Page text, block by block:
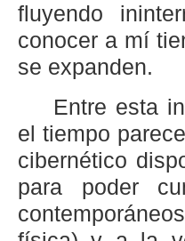
fluyendo
conocer a mí
se expanden.
Entre esta
el tiempo
cibernético
para poder